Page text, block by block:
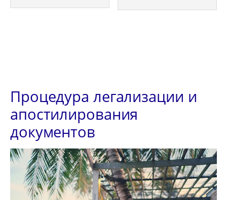
Процедура легализации и
апостилирования
документов